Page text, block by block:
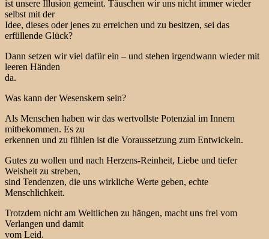
ist unsere Illusion gemeint. Täuschen wir uns nicht immer wieder
selbst mit der
Idee, dieses oder jenes zu erreichen und zu besitzen, sei das
erfüllende Glück?
Dann setzen wir viel dafür ein – und stehen irgendwann wieder mit
leeren Händen
da.
Was kann der Wesenskern sein?
Als Menschen haben wir das wertvollste Potenzial im Innern
mitbekommen. Es zu
erkennen und zu fühlen ist die Voraussetzung zum Entwickeln.
Gutes zu wollen und nach Herzens-Reinheit, Liebe und tiefer
Weisheit zu streben,
sind Tendenzen, die uns wirkliche Werte geben, echte
Menschlichkeit.
Trotzdem nicht am Weltlichen zu hängen, macht uns frei vom
Verlangen und damit
vom Leid.